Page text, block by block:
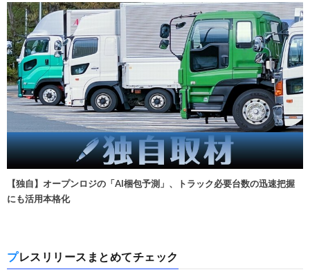
【独自】オープンロジの「AI梱包予測」、トラック必要台数の迅速把握
にも活用本格化
プレスリリースまとめてチェック